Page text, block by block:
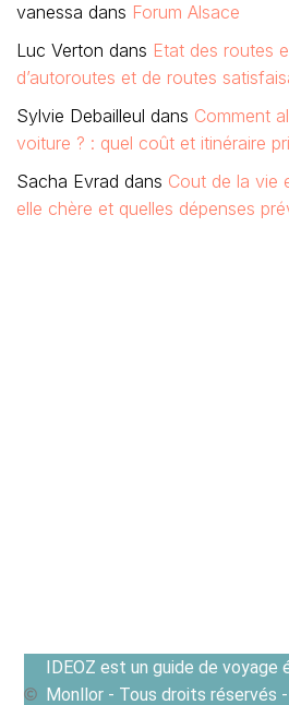
vanessa dans Forum Alsace
Luc Verton dans Etat des routes
d’autoroutes et de routes
Sylvie Debailleul dans Comment
voiture ? : quel coût et itinéraire
Sacha Evrad dans Cout de la vie
elle chère et quelles dépenses
IDEOZ est un guide de voyage
Monllor - Tous droits réservés